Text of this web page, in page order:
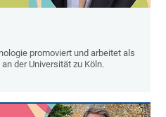
promoviert und arbeitet als
der Universität zu Köln.